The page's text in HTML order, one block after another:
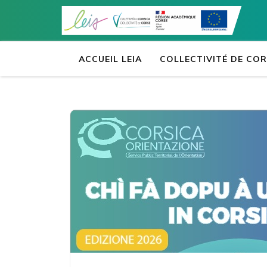
contenu
Entrée)
ACCUEIL LEIA COLLECTIVITÉ DE